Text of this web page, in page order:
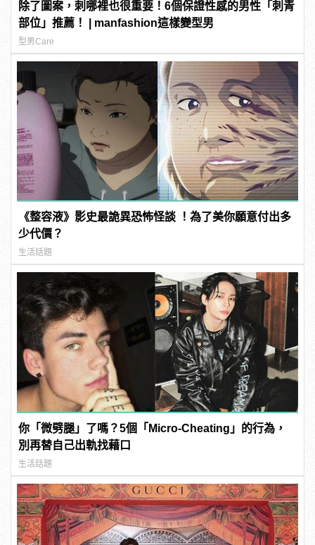
除了圖案，刺哪裡也很重要！6個保證性感的男性「刺青
部位」推薦！ | manfashion這樣變型男
型男Care
《整容液》影史最詭異恐怖怪談 ！為了美你願意付出多
少代價？
生活話題
你「微劈腿」了嗎？5個「Micro-Cheating」的行為，
別再替自己出軌找藉口
生活話題